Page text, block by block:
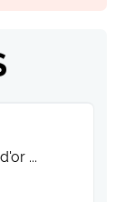
...